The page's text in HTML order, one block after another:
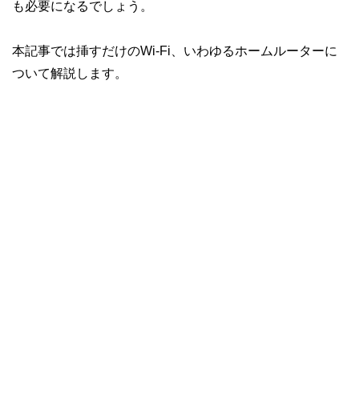
も必要になるでしょう。
本記事では挿すだけのWi-Fi、いわゆるホームルーターに
ついて解説します。